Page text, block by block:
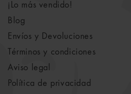
¡Lo más vendido!
Blog
Envíos y Devoluciones
Términos y condiciones
Aviso legal
Política de privacidad